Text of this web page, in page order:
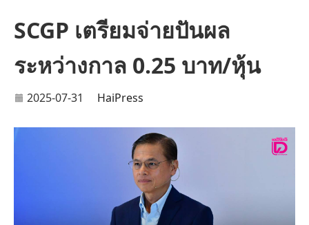
SCGP เตรียมจ่ายปันผล
ระหว่างกาล 0.25 บาท/หุ้น
2025-07-31 HaiPress